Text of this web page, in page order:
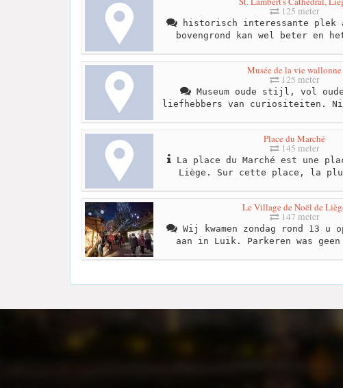
125 meter
historisch interessante plek
bovengrond kan wel beter en
Musée de la vie wallonne
125 meter
Museum oude stijl, vol
liefhebbers van curiositeiten.
Place du Marché
145 meter
La place du Marché est une
Liège. Sur cette place, la
Le Village de Noël de
147 meter
Wij kwamen zondag rond 13 u
aan in Luik. Parkeren was